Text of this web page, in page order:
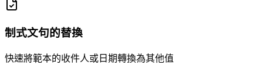
制式文句的替換
快速將範本的收件人或日期轉換為其他值